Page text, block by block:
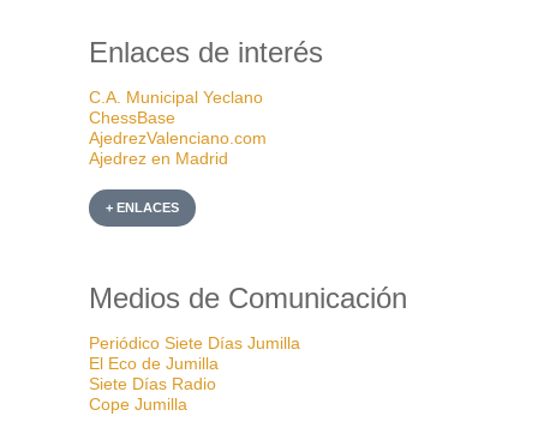
Enlaces de interés
C.A. Municipal Yeclano
ChessBase
AjedrezValenciano.com
Ajedrez en Madrid
+ ENLACES
Medios de Comunicación
Periódico Siete Días Jumilla
El Eco de Jumilla
Siete Días Radio
Cope Jumilla